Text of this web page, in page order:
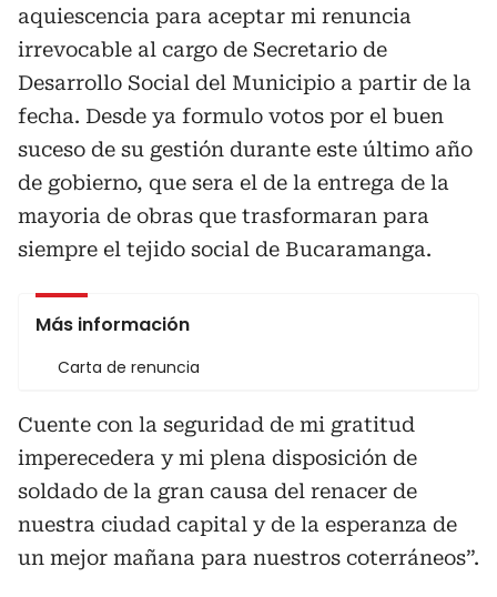
aquiescencia para aceptar mi renuncia
irrevocable al cargo de Secretario de
Desarrollo Social del Municipio a partir de la
fecha. Desde ya formulo votos por el buen
suceso de su gestión durante este último año
de gobierno, que sera el de la entrega de la
mayoria de obras que trasformaran para
siempre el tejido social de Bucaramanga.
Más información
Carta de renuncia
Cuente con la seguridad de mi gratitud
imperecedera y mi plena disposición de
soldado de la gran causa del renacer de
nuestra ciudad capital y de la esperanza de
un mejor mañana para nuestros coterráneos”.